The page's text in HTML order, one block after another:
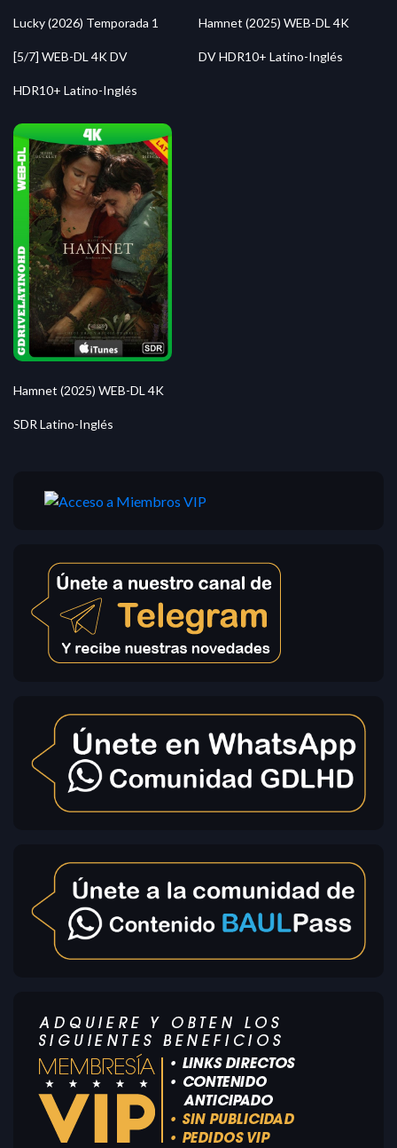
Lucky (2026) Temporada 1
[5/7] WEB-DL 4K DV
HDR10+ Latino-Inglés
Hamnet (2025) WEB-DL 4K
DV HDR10+ Latino-Inglés
Hamnet (2025) WEB-DL 4K
SDR Latino-Inglés